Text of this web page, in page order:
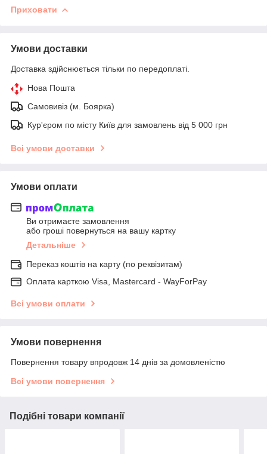
Приховати
Умови доставки
Доставка здійснюється тільки по передоплаті.
Нова Пошта
Самовивіз (м. Боярка)
Кур'єром по місту Київ для замовлень від 5 000 грн
Всі умови доставки
Умови оплати
Ви отримаєте замовлення
або гроші повернуться на вашу картку
Детальніше
Переказ коштів на карту (по реквізитам)
Оплата карткою Visa, Mastercard - WayForPay
Всі умови оплати
Умови повернення
Повернення товару впродовж 14 днів за домовленістю
Всі умови повернення
Подібні товари компанії